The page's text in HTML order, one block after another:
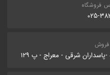
فروشگاه
025-
فروش
شرقی - معراج - پ ۱۲۹